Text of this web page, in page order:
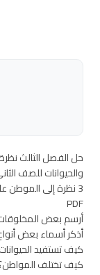
حل الفصل الثالث
والحيوانات للصف
PDF
أرسم بعض
أذكر أسماء بعض
كيف تستفيد
كيف تختلف